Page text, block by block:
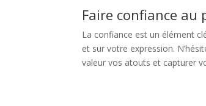
Faire confiance au
La confiance est un élément
et sur votre expression.
valeur vos atouts et capturer